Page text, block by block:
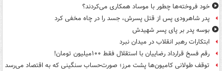
خود فروخته‌ها چطور با موساد همکاری می‌کردند؟
پدر شاهرودی پس از قتل پسرش، جسد را در چاه مخفی کرد
بوسه‌ پدر بر پای پسر شهیدش
ابتکارات رهبر انقلاب در میدان نبرد
رقم فسخ قرارداد رضاییان با استقلال فقط ۱۰۰میلیون تومان!
توقف طولانی کامیون‌ها پشت مرز؛ صورت‌حساب سنگینی که به اقتصاد می‌رسد